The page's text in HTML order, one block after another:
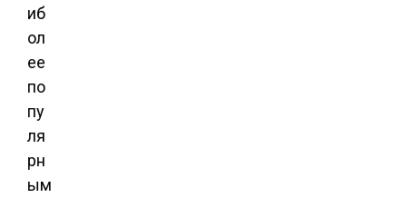
иб
ол
ее
по
пу
ля
рн
ым